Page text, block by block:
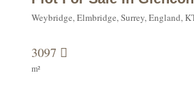
3097
m²